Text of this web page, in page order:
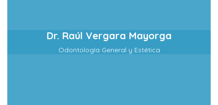
Dr. Raúl Vergara Mayorga
Odontología General y Estética